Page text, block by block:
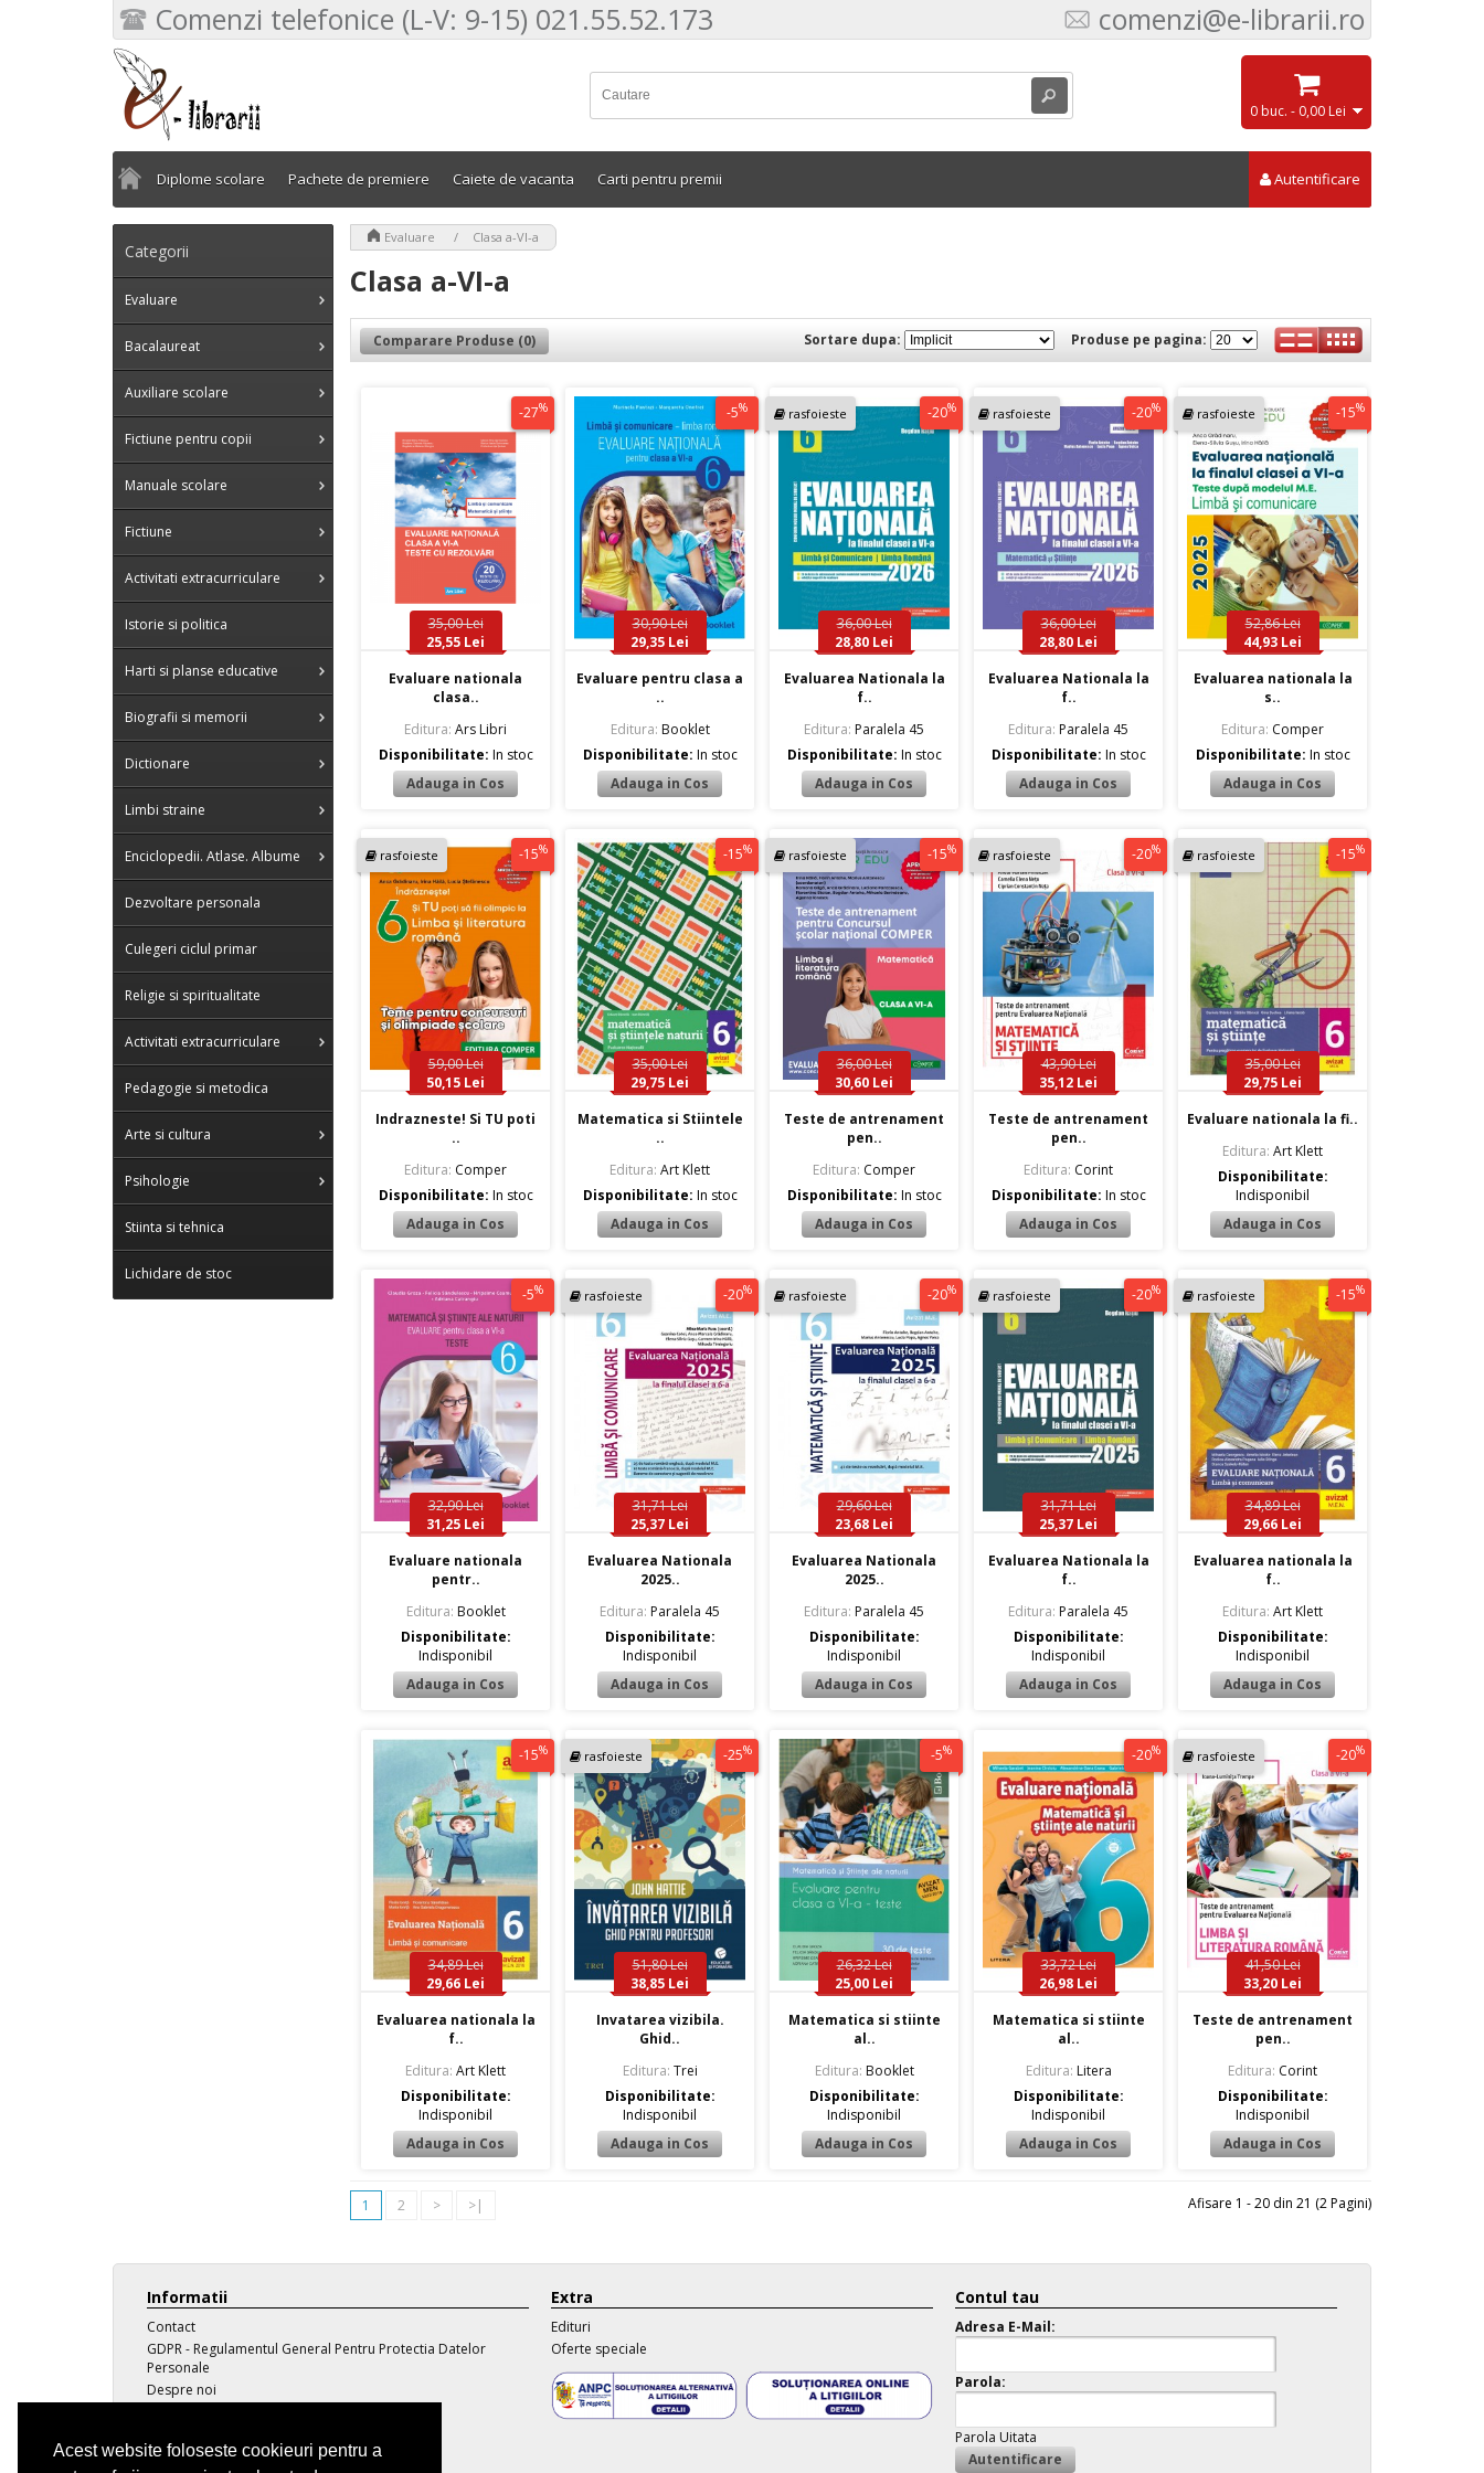
Acest website foloseste cookieuri pentru a
Comenzi telefonice (L-V: 9-15) 021.55.52.173 comenzi@e-librarii.ro
0 buc. - 0,00 Lei
Diplome scolare Pachete de premiere Caiete de vacanta Carti pentru premii Autentificare
Categorii
Evaluare
Bacalaureat
Auxiliare scolare
Fictiune pentru copii
Manuale scolare
Fictiune
Activitati extracurriculare
Istorie si politica
Harti si planse educative
Biografii si memorii
Dictionare
Limbi straine
Enciclopedii. Atlase. Albume
Dezvoltare personala
Culegeri ciclul primar
Religie si spiritualitate
Activitati extracurriculare
Pedagogie si metodica
Arte si cultura
Psihologie
Stiinta si tehnica
Lichidare de stoc
Evaluare Clasa a-VI-a
Clasa a-VI-a
Comparare Produse (0) Produse pe pagina:
Sortare dupa:
-27%
35,00 Lei
25,55 Lei
Evaluare nationala
clasa..
Editura: Ars Libri
Disponibilitate: In stoc
-5%
30,90 Lei
29,35 Lei
Evaluare pentru clasa a
..
Editura: Booklet
Disponibilitate: In stoc
rasfoieste -20%
36,00 Lei
28,80 Lei
Evaluarea Nationala la
f..
Editura: Paralela 45
Disponibilitate: In stoc
rasfoieste -20%
36,00 Lei
28,80 Lei
Evaluarea Nationala la
f..
Editura: Paralela 45
Disponibilitate: In stoc
rasfoieste -15%
52,86 Lei
44,93 Lei
Evaluarea nationala la
s..
Editura: Comper
Disponibilitate: In stoc
rasfoieste -15%
59,00 Lei
50,15 Lei
Indrazneste! Si TU poti
..
Editura: Comper
Disponibilitate: In stoc
-15%
35,00 Lei
29,75 Lei
Matematica si Stiintele
..
Editura: Art Klett
Disponibilitate: In stoc
rasfoieste -15%
36,00 Lei
30,60 Lei
Teste de antrenament
pen..
Editura: Comper
Disponibilitate: In stoc
rasfoieste -20%
43,90 Lei
35,12 Lei
Teste de antrenament
pen..
Editura: Corint
Disponibilitate: In stoc
rasfoieste -15%
35,00 Lei
29,75 Lei
Evaluare nationala la fi..
Editura: Art Klett
Disponibilitate:
Indisponibil
-5%
32,90 Lei
31,25 Lei
Evaluare nationala
pentr..
Editura: Booklet
Disponibilitate:
Indisponibil
rasfoieste -20%
31,71 Lei
25,37 Lei
Evaluarea Nationala
2025..
Editura: Paralela 45
Disponibilitate:
Indisponibil
rasfoieste -20%
29,60 Lei
23,68 Lei
Evaluarea Nationala
2025..
Editura: Paralela 45
Disponibilitate:
Indisponibil
rasfoieste -20%
31,71 Lei
25,37 Lei
Evaluarea Nationala la
f..
Editura: Paralela 45
Disponibilitate:
Indisponibil
rasfoieste -15%
34,89 Lei
29,66 Lei
Evaluarea nationala la
f..
Editura: Art Klett
Disponibilitate:
Indisponibil
-15%
34,89 Lei
29,66 Lei
Evaluarea nationala la
f..
Editura: Art Klett
Disponibilitate:
Indisponibil
rasfoieste -25%
51,80 Lei
38,85 Lei
Invatarea vizibila.
Ghid..
Editura: Trei
Disponibilitate:
Indisponibil
-5%
26,32 Lei
25,00 Lei
Matematica si stiinte
al..
Editura: Booklet
Disponibilitate:
Indisponibil
-20%
33,72 Lei
26,98 Lei
Matematica si stiinte
al..
Editura: Litera
Disponibilitate:
Indisponibil
rasfoieste -20%
41,50 Lei
33,20 Lei
Teste de antrenament
pen..
Editura: Corint
Disponibilitate:
Indisponibil
1 2 > >| Afisare 1 - 20 din 21 (2 Pagini)
Informatii
Contact
GDPR - Regulamentul General Pentru Protectia Datelor
Personale
Despre noi
Termeni si conditii
Extra
Edituri
Oferte speciale
Contul tau
Adresa E-Mail:
Parola:
Parola Uitata